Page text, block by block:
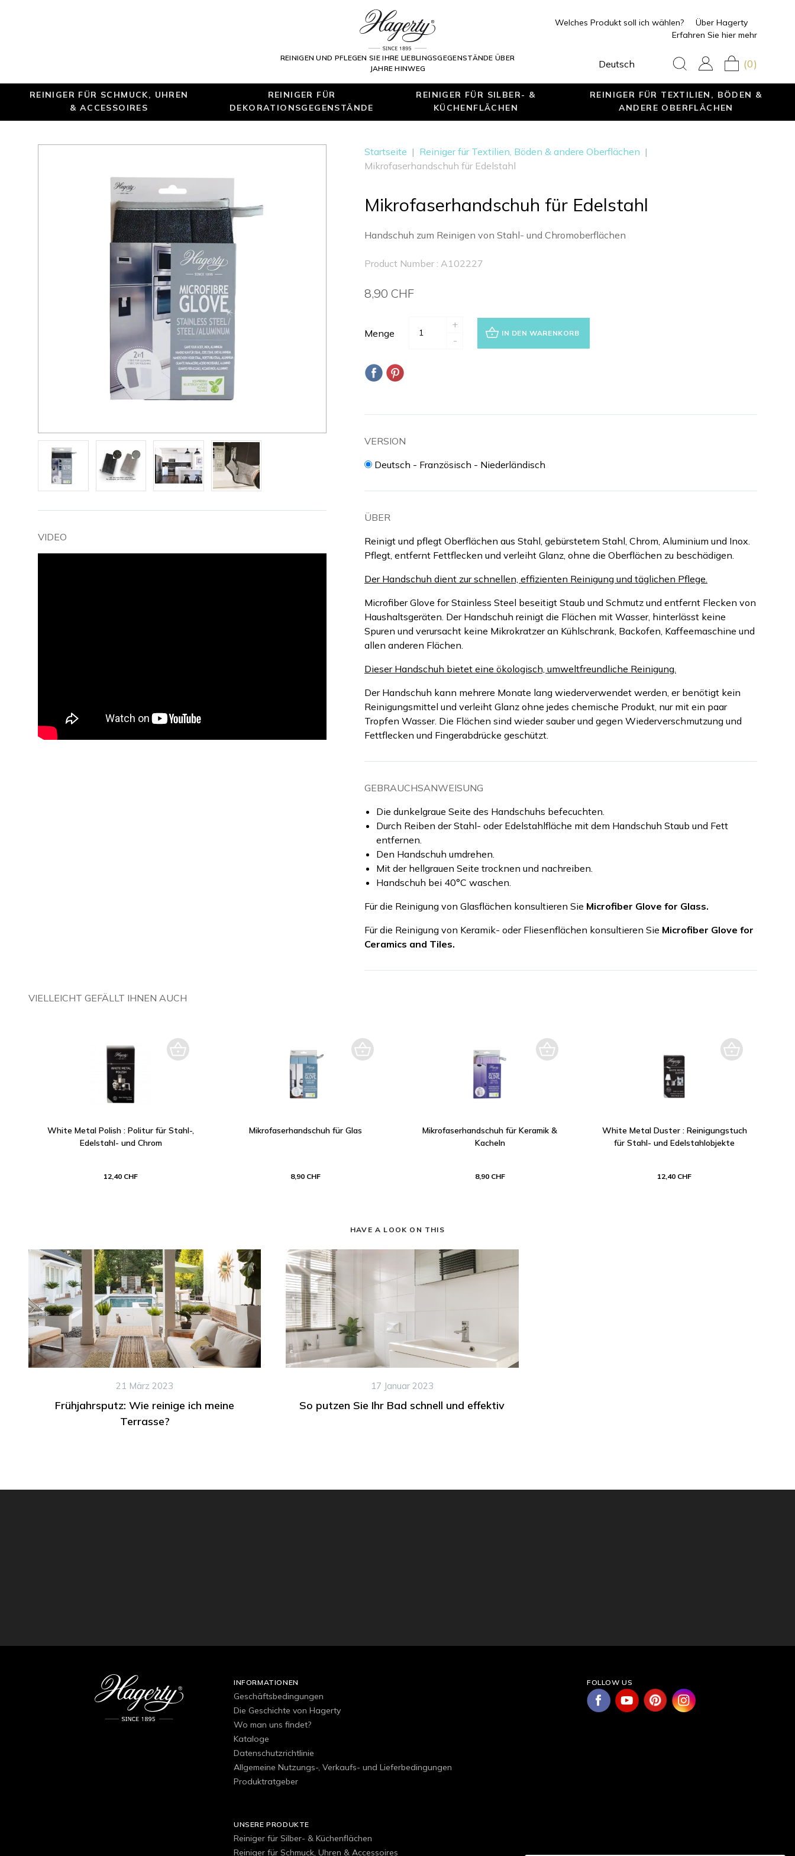
REINIGEN UND PFLEGEN SIE IHRE LIEBLINGSGEGENSTÄNDE ÜBER
JAHRE HINWEG
Welches Produkt soll ich wählen?
Über Hagerty
Erfahren Sie hier mehr
Deutsch (0)
REINIGER FÜR SCHMUCK, UHREN
& ACCESSOIRES
REINIGER FÜR
DEKORATIONSGEGENSTÄNDE
REINIGER FÜR SILBER- &
KÜCHENFLÄCHEN
REINIGER FÜR TEXTILIEN, BÖDEN &
ANDERE OBERFLÄCHEN
VIDEO
Startseite | Reiniger für Textilien, Böden & andere Oberflächen |
Mikrofaserhandschuh für Edelstahl
Mikrofaserhandschuh für Edelstahl
Handschuh zum Reinigen von Stahl- und Chromoberflächen
Product Number : A102227
8,90 CHF
Menge
+
-
IN DEN WARENKORB
VERSION
Deutsch - Französisch - Niederländisch
ÜBER
Reinigt und pflegt Oberflächen aus Stahl, gebürstetem Stahl, Chrom, Aluminium und Inox.
Pflegt, entfernt Fettflecken und verleiht Glanz, ohne die Oberflächen zu beschädigen.
Der Handschuh dient zur schnellen, effizienten Reinigung und täglichen Pflege.
Microfiber Glove for Stainless Steel beseitigt Staub und Schmutz und entfernt Flecken von
Haushaltsgeräten. Der Handschuh reinigt die Flächen mit Wasser, hinterlässt keine
Spuren und verursacht keine Mikrokratzer an Kühlschrank, Backofen, Kaffeemaschine und
allen anderen Flächen.
Dieser Handschuh bietet eine ökologisch, umweltfreundliche Reinigung.
Der Handschuh kann mehrere Monate lang wiederverwendet werden, er benötigt kein
Reinigungsmittel und verleiht Glanz ohne jedes chemische Produkt, nur mit ein paar
Tropfen Wasser. Die Flächen sind wieder sauber und gegen Wiederverschmutzung und
Fettflecken und Fingerabdrücke geschützt.
GEBRAUCHSANWEISUNG
Die dunkelgraue Seite des Handschuhs befecuchten.
Durch Reiben der Stahl- oder Edelstahlfläche mit dem Handschuh Staub und Fett
entfernen.
Den Handschuh umdrehen.
Mit der hellgrauen Seite trocknen und nachreiben.
Handschuh bei 40°C waschen.
Für die Reinigung von Glasflächen konsultieren Sie Microfiber Glove for Glass.
Für die Reinigung von Keramik- oder Fliesenflächen konsultieren Sie Microfiber Glove for
Ceramics and Tiles.
VIELLEICHT GEFÄLLT IHNEN AUCH
White Metal Polish : Politur für Stahl-,
Edelstahl- und Chrom
12,40 CHF
Mikrofaserhandschuh für Glas
8,90 CHF
Mikrofaserhandschuh für Keramik &
Kacheln
8,90 CHF
White Metal Duster : Reinigungstuch
für Stahl- und Edelstahlobjekte
12,40 CHF
HAVE A LOOK ON THIS
21 März 2023
Frühjahrsputz: Wie reinige ich meine
Terrasse?
17 Januar 2023
So putzen Sie Ihr Bad schnell und effektiv
INFORMATIONEN
Geschäftsbedingungen
Die Geschichte von Hagerty
Wo man uns findet?
Kataloge
Datenschutzrichtlinie
Allgemeine Nutzungs-, Verkaufs- und Lieferbedingungen
Produktratgeber
UNSERE PRODUKTE
Reiniger für Silber- & Küchenflächen
Reiniger für Schmuck, Uhren & Accessoires
FOLLOW US